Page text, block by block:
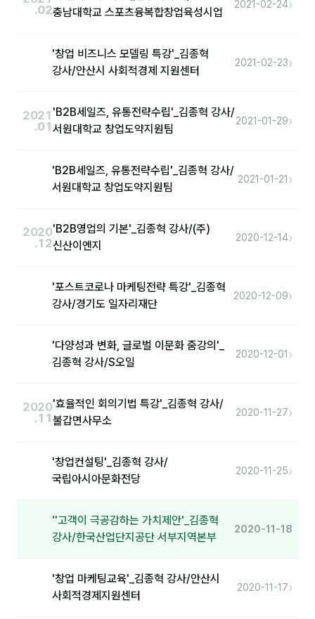
대면교육 후기
고객사 레퍼런스
AI툴
전체 도구
미팅·보고
제안·영업
B2B 영업도구
.02충남대학교 스포츠융복합창업육성시업
2021-02-24›
'창업 비즈니스 모델링 특강'_김종혁
강사/안산시 사회적경제 지원센터
2021-02-23›
2021
.01
'B2B세일즈, 유통전략수립'_김종혁 강사/
서원대학교 창업도약지원팀
2021-01-29›
'B2B세일즈, 유통전략수립'_김종혁 강사/
서원대학교 창업도약지원팀
2021-01-21 ›
2020
.12
'B2B영업의 기본'_김종혁 강사/(주)
신산이엔지
2020-12-14›
'포스트코로나 마케팅전략 특강'_김종혁
강사/경기도 일자리재단
2020-12-09›
'다양성과 변화, 글로벌 이문화 줌강의'_
김종혁 강사/S오일
2020-12-01 ›
2020
.11
'효율적인 회의기법 특강'_김종혁 강사/
불갑면사무소
2020-11-27›
'창업컨설팅'_김종혁 강사/
국립아시아문화전당
2020-11-25›
''고객이 극공감하는 가치제안'_김종혁
강사/한국산업단지공단 서부지역본부
2020-11-18
'창업 마케팅교육'_김종혁 강사/안산시
사회적경제지원센터
2020-11-17›